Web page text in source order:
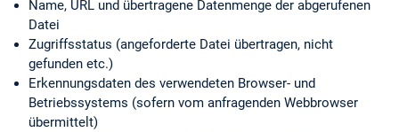
Name, URL und übertragene Datenmenge der abgerufenen
Datei
Zugriffsstatus (angeforderte Datei übertragen, nicht
gefunden etc.)
Erkennungs­daten des verwendeten Browser- und
Betriebssystems (sofern vom anfragenden Webbrowser
übermittelt)